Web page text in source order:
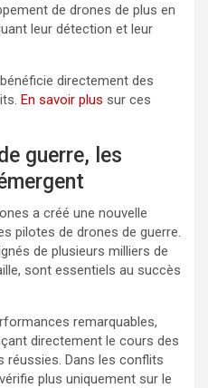
de drones de plus en
leur détection et leur
directement des
En savoir plus sur ces
guerre, les
a créé une nouvelle
pilotes de drones de guerre.
de plusieurs milliers de
sont essentiels au succès
remarquables,
directement le cours des
réussies. Dans les conflits
plus uniquement sur le